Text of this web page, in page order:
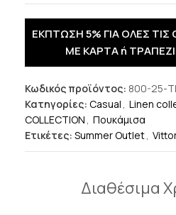
ΕΚΠΤΩΣΗ 5% ΓΙΑ ΟΛΕΣ ΤΙΣ
ΜΕ ΚΑΡΤΑ ή
Κωδικός προϊόντος: 800-25-
Κατηγορίες: Casual , Linen
COLLECTION , Πουκάμισα
Ετικέτες: Summer Outlet,
Διαθέσιμα